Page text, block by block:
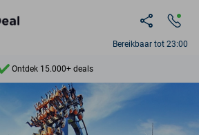
Bereikbaar tot 23:00
Ontdek 15.000+ deals
7 dagen per week beschikbaar
10+ miljoen leden